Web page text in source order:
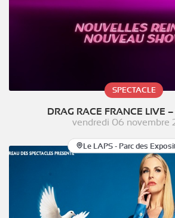
SPECTACLE
DRAG RACE FRANCE LIVE
vendredi 06 novembre
Le LAPS - Parc des